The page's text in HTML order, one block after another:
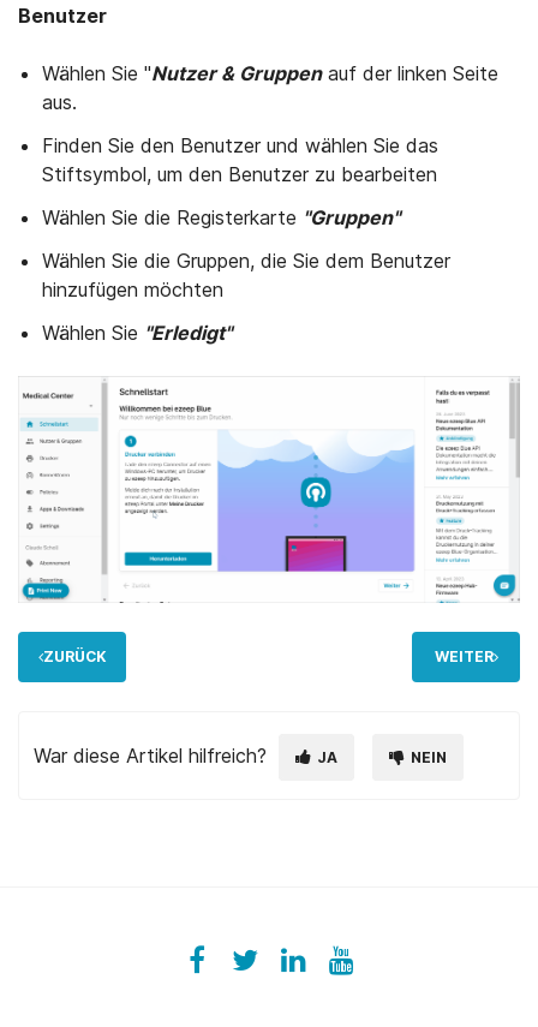
Benutzer
Wählen Sie "Nutzer & Gruppenauf der linken Seite
aus.
Finden Sie den Benutzer und wählen Sie das
Stiftsymbol, um den Benutzer zu bearbeiten
Wählen Sie die Registerkarte "Gruppen"
Wählen Sie die Gruppen, die Sie dem Benutzer
hinzufügen möchten
Wählen Sie "Erledigt"
ZURÜCK WEITER
War diese Artikel hilfreich? JA NEIN
Facebook
ezeeplive
Twitter
ezeepLinkedIn
ezeepYouTube